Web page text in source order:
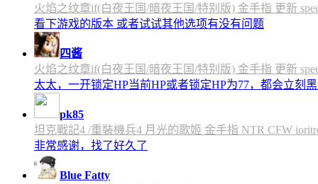
火焰之纹章if(白夜王国/暗夜王国/特别版) 金手指 更新
看下游戏的版本 或者试试其他选项有没有问题
四酱
火焰之纹章if(白夜王国/暗夜王国/特别版) 金手指 更新
太太，一开锁定HP当前HP或者锁定HP为77，都会立刻
pk85
坦克戰記4 /重裝機兵4 月光的歌姬 金手指 NTR CFW
非常感谢，找了好久了
Blue Fatty